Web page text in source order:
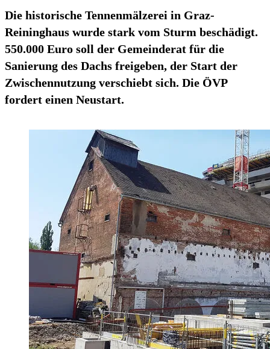
Die historische Tennenmälzerei in Graz-
Reininghaus wurde stark vom Sturm beschädigt.
550.000 Euro soll der Gemeinderat für die
Sanierung des Dachs freigeben, der Start der
Zwischennutzung verschiebt sich. Die ÖVP
fordert einen Neustart.